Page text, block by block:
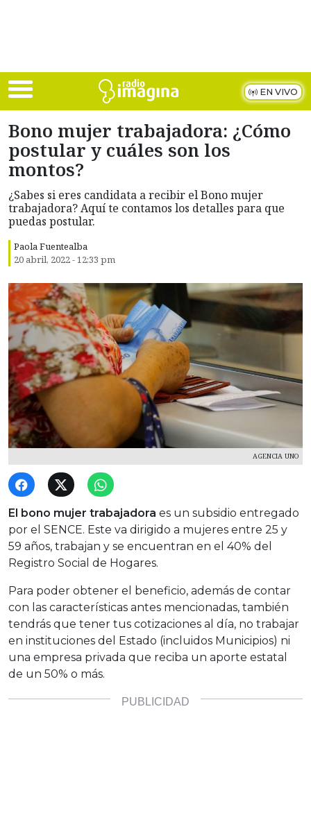
EN VIVO
Bono mujer trabajadora: ¿Cómo
postular y cuáles son los
montos?
¿Sabes si eres candidata a recibir el Bono mujer
trabajadora? Aquí te contamos los detalles para que
puedas postular.
Paola Fuentealba
20 abril, 2022 - 12:33 pm
AGENCIA UNO
El bono mujer trabajadora es un subsidio entregado
por el SENCE. Este va dirigido a mujeres entre 25 y
59 años, trabajan y se encuentran en el 40% del
Registro Social de Hogares.
Para poder obtener el beneficio, además de contar
con las características antes mencionadas, también
tendrás que tener tus cotizaciones al día, no trabajar
en instituciones del Estado (incluidos Municipios) ni
una empresa privada que reciba un aporte estatal
de un 50% o más.